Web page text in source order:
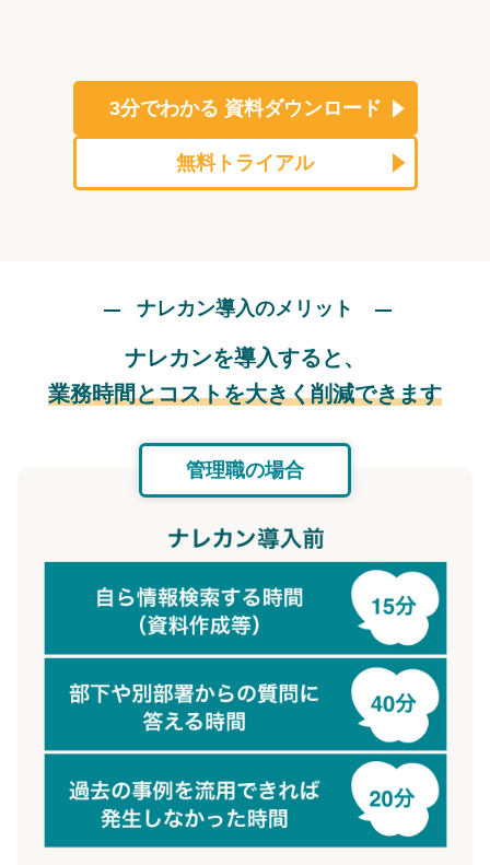
3分でわかる 資料ダウンロード
無料トライアル
ナレカン導入のメリット
ナレカンを導入すると、
業務時間とコストを大きく削減できます
管理職の場合